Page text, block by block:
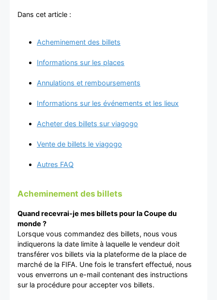
Dans cet article :
Acheminement des billets
Informations sur les places
Annulations et remboursements
Informations sur les événements et les lieux
Acheter des billets sur viagogo
Vente de billets le viagogo
Autres FAQ
Acheminement des billets
Quand recevrai-je mes billets pour la Coupe du
monde ?
Lorsque vous commandez des billets, nous vous
indiquerons la date limite à laquelle le vendeur doit
transférer vos billets via la plateforme de la place de
marché de la FIFA. Une fois le transfert effectué, nous
vous enverrons un e-mail contenant des instructions
sur la procédure pour accepter vos billets.